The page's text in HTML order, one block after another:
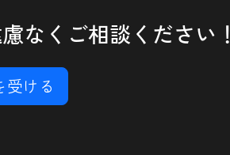
なくご相談ください！
受ける